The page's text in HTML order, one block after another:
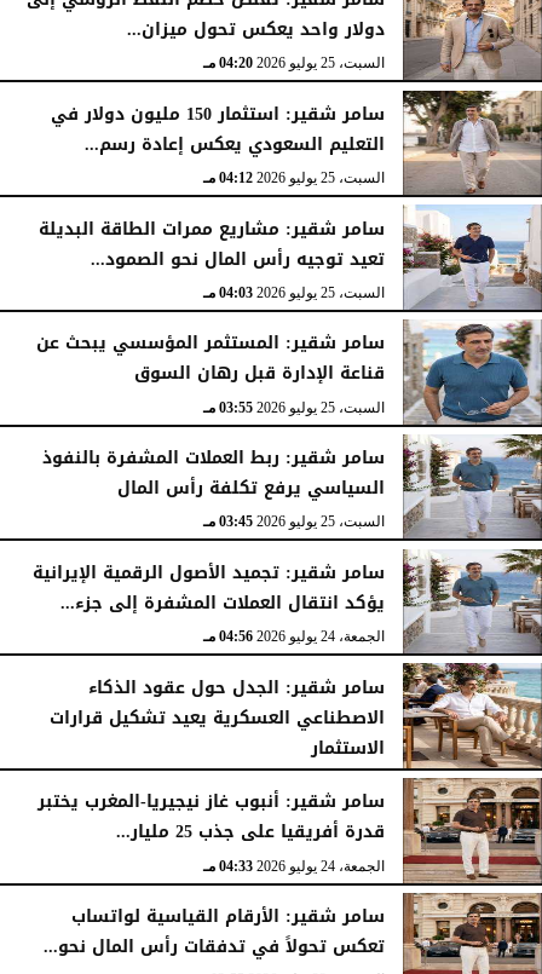
دولار واحد يعكس تحول ميزان...
السبت، 25 يوليو 2026 04:20 مـ
سامر شقير: استثمار 150 مليون دولار في
التعليم السعودي يعكس إعادة رسم...
السبت، 25 يوليو 2026 04:12 مـ
سامر شقير: مشاريع ممرات الطاقة البديلة
تعيد توجيه رأس المال نحو الصمود...
السبت، 25 يوليو 2026 04:03 مـ
سامر شقير: المستثمر المؤسسي يبحث عن
قناعة الإدارة قبل رهان السوق
السبت، 25 يوليو 2026 03:55 مـ
سامر شقير: ربط العملات المشفرة بالنفوذ
السياسي يرفع تكلفة رأس المال
السبت، 25 يوليو 2026 03:45 مـ
سامر شقير: تجميد الأصول الرقمية الإيرانية
يؤكد انتقال العملات المشفرة إلى جزء...
الجمعة، 24 يوليو 2026 04:56 مـ
سامر شقير: الجدل حول عقود الذكاء
الاصطناعي العسكرية يعيد تشكيل قرارات
الاستثمار
الجمعة، 24 يوليو 2026 04:45 مـ
سامر شقير: أنبوب غاز نيجيريا-المغرب يختبر
قدرة أفريقيا على جذب 25 مليار...
الجمعة، 24 يوليو 2026 04:33 مـ
سامر شقير: الأرقام القياسية لواتساب
تعكس تحولاً في تدفقات رأس المال نحو...